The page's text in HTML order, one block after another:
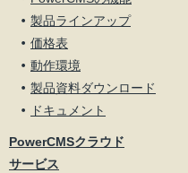
製品ラインアップ
価格表
動作環境
製品資料ダウンロード
ドキュメント
PowerCMSクラウド
サービス